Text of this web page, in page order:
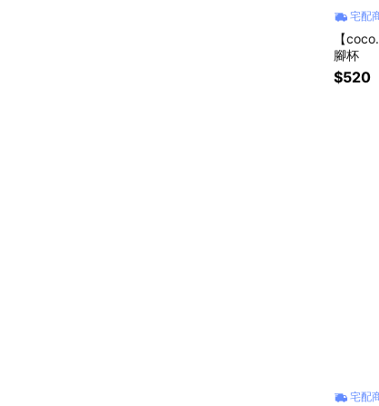
宅配
【
腳杯
$520
宅配